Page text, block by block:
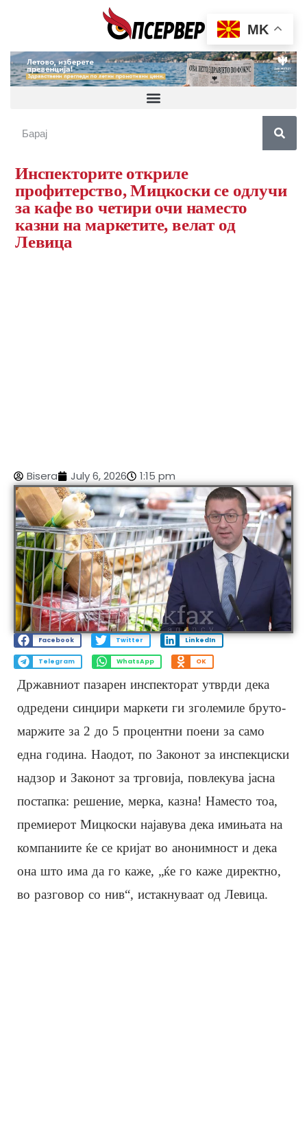
Инспекторите откриле
профитерство, Мицкоски се одлучи
за кафе во четири очи наместо
казни на маркетите, велат од
Левица
Bisera July 6, 2026 1:15 pm
Facebook Twitter LinkedIn
Telegram WhatsApp OK
Државниот пазарен инспекторат утврди дека
одредени синџири маркети ги зголемиле бруто-
маржите за 2 до 5 процентни поени за само
една година. Наодот, по Законот за инспекциски
надзор и Законот за трговија, повлекува јасна
постапка: решение, мерка, казна! Наместо тоа,
премиерот Мицкоски најавува дека имињата на
компаниите ќе се кријат во анонимност и дека
она што има да го каже, „ќе го каже директно,
во разговор со нив“, истакнуваат од Левица.
MK